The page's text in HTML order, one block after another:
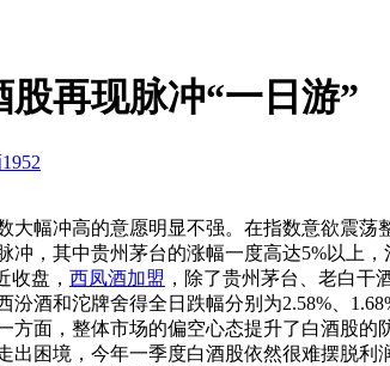
股再现脉冲“一日游”
大幅冲高的意愿明显不强。在指数意欲震
其中贵州茅台的涨幅一度高达5%以上
收盘， 西凤酒加盟 ，除了贵州茅台、老白干
酒和沱牌舍得全日跌幅分别为2.58%、
，整体市场的偏空心态提升了白酒股的
困境，今年一季度白酒股依然很难摆脱